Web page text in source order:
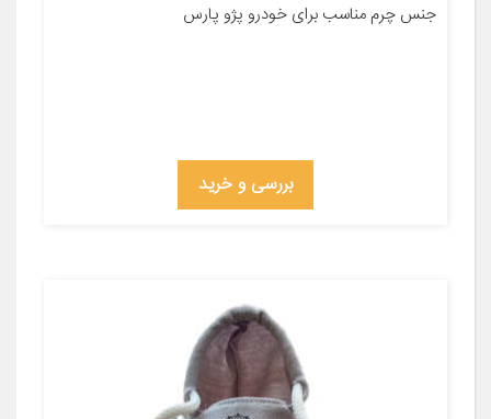
جنس چرم مناسب برای خودرو پژو پارس
بررسی و خرید